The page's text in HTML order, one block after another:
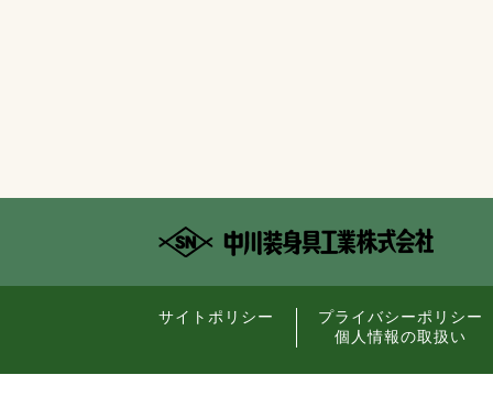
サイトポリシー
プライバシーポリシー
個人情報の取扱い